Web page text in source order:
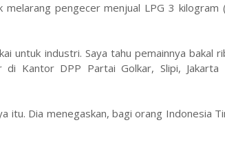
pengecer menjual LPG 3 kilogram
untuk industri. Saya tahu pemainnya bakal
Kantor DPP Partai Golkar, Slipi, Jakarta
itu. Dia menegaskan, bagi orang Indonesia